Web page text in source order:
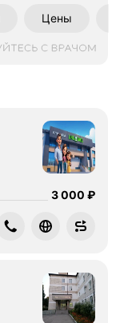
Цены
Цена
3000
3 000 ₽